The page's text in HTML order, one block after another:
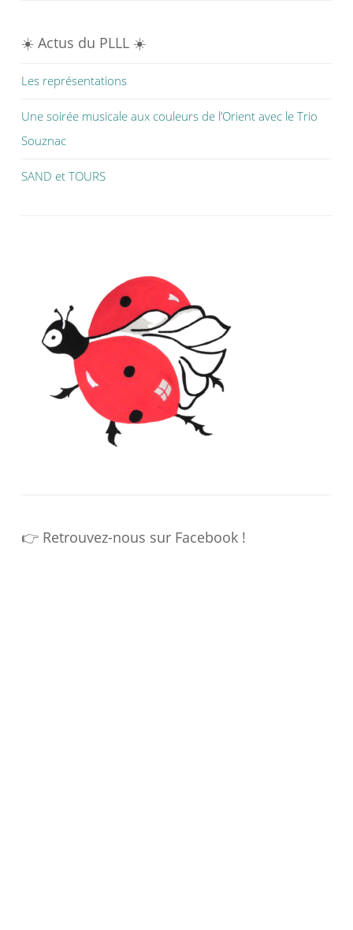
☀️ Actus du PLLL ☀️
Les représentations
Une soirée musicale aux couleurs de l’Orient avec le Trio
Souznac
SAND et TOURS
👉 Retrouvez-nous sur Facebook !